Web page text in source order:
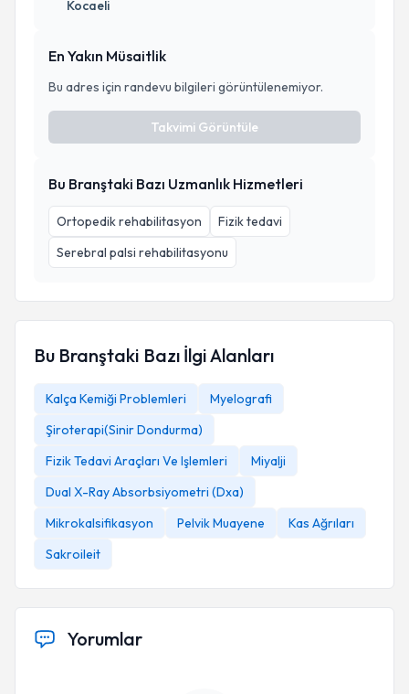
Kocaeli
En Yakın Müsaitlik
Bu adres için randevu bilgileri görüntülenemiyor.
Takvimi Görüntüle
Bu Branştaki Bazı Uzmanlık Hizmetleri
Ortopedik rehabilitasyon
Fizik tedavi
Serebral palsi rehabilitasyonu
Bu Branştaki Bazı İlgi Alanları
Kalça Kemiği Problemleri
Myelografi
Şiroterapi(Sinir Dondurma)
Fizik Tedavi Araçları Ve Işlemleri
Miyalji
Dual X-Ray Absorbsiyometri (Dxa)
Mikrokalsifikasyon
Pelvik Muayene
Kas Ağrıları
Sakroileit
Yorumlar